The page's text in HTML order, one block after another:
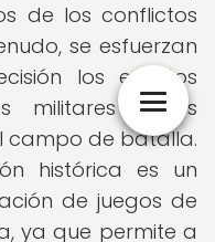
de los conflictos
se esfuerzan
los eventos
militares y las
campo de batalla.
histórica es un
de juegos de
ya que permite a